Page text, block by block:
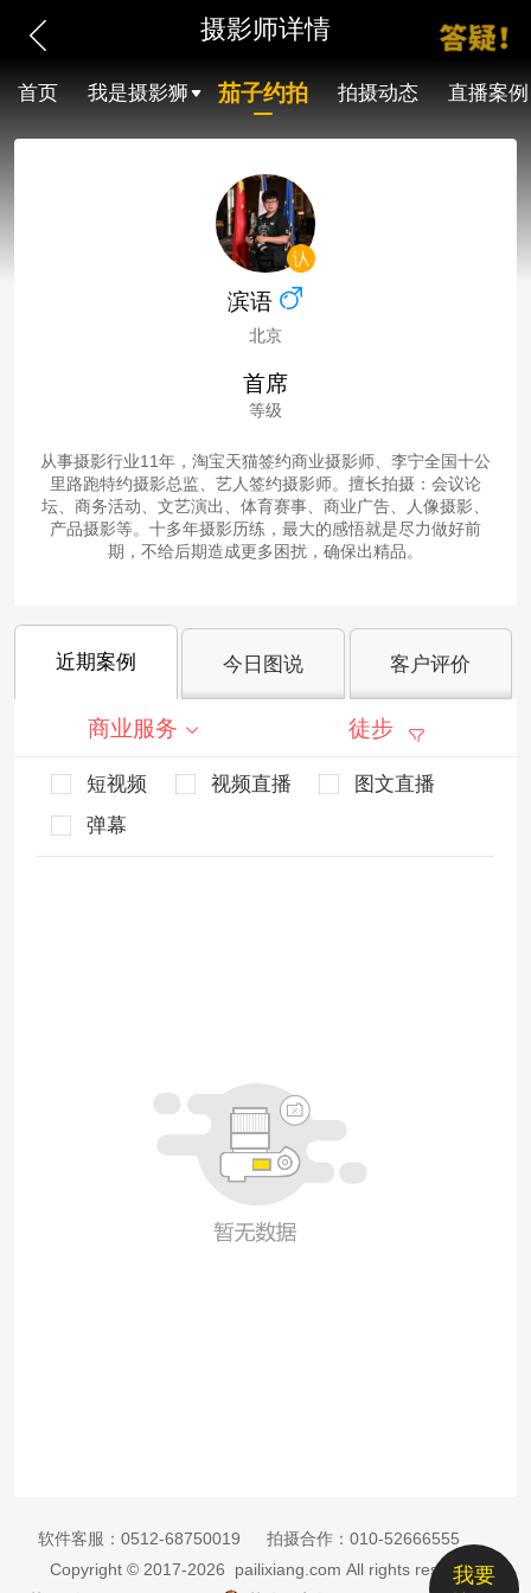
摄影师详情
首页 我是摄影狮 茄子约拍 拍摄动态 直播案例
滨语
北京
首席
等级
从事摄影行业11年，淘宝天猫签约商业摄影师、李宁全国十公
里路跑特约摄影总监、艺人签约摄影师。擅长拍摄：会议论
坛、商务活动、文艺演出、体育赛事、商业广告、人像摄影、
产品摄影等。十多年摄影历练，最大的感悟就是尽力做好前
期，不给后期造成更多困扰，确保出精品。
近期案例 今日图说 客户评价
商业服务 徒步
短视频 视频直播
图文直播
弹幕
我要
软件客服： 0512-68750019 拍摄合作： 010-52666555
Copyright © 2017-2026 pailixiang.com All rights reserved